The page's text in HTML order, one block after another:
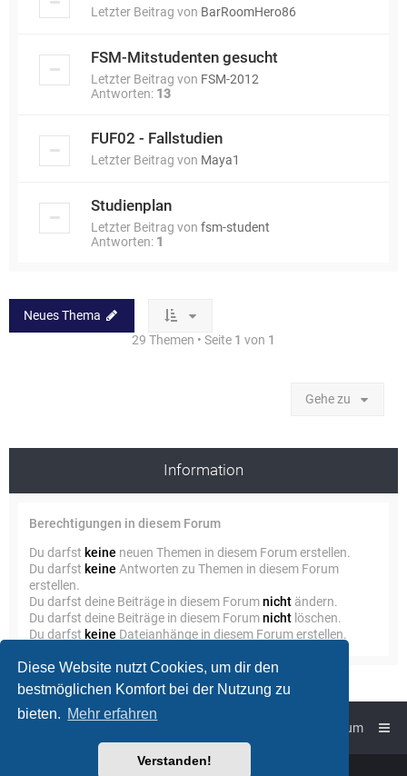
Diese Website nutzt Cookies, um dir den
bestmöglichen Komfort bei der Nutzung zu
bieten. Mehr erfahren
Verstanden!
Letzter Beitrag von BarRoomHero86
FSM-Mitstudenten gesucht
Letzter Beitrag von FSM-2012
Antworten: 13
FUF02 - Fallstudien
Letzter Beitrag von Maya1
Studienplan
Letzter Beitrag von fsm-student
Antworten: 1
Neues Thema
29 Themen • Seite 1 von 1
Gehe zu
Information
Berechtigungen in diesem Forum
Du darfst keine neuen Themen in diesem Forum erstellen.
Du darfst keine Antworten zu Themen in diesem Forum
erstellen.
Du darfst deine Beiträge in diesem Forumnicht ändern.
Du darfst deine Beiträge in diesem Forumnicht löschen.
Du darfst keine Dateianhänge in diesem Forum erstellen.
Impressum